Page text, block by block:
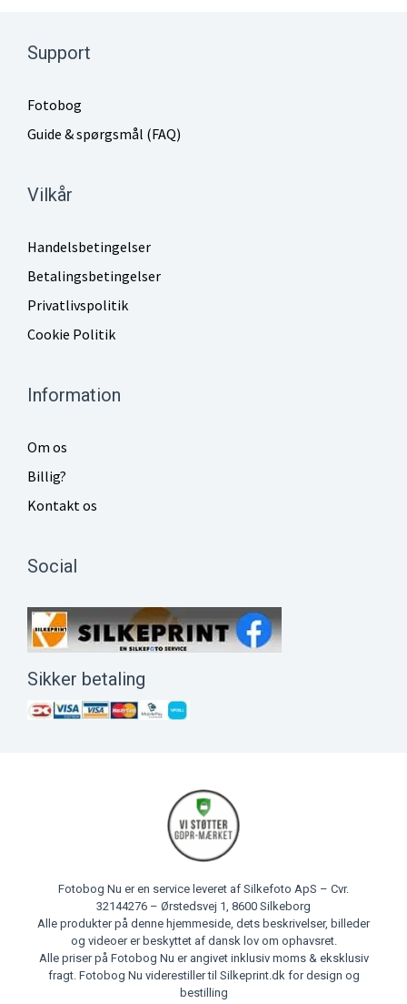
Support
Fotobog
Guide & spørgsmål (FAQ)
Vilkår
Handelsbetingelser
Betalingsbetingelser
Privatlivspolitik
Cookie Politik
Information
Om os
Billig?
Kontakt os
Social
Sikker betaling
Fotobog Nu er en service leveret af Silkefoto ApS – Cvr.
32144276 – Ørstedsvej 1, 8600 Silkeborg
Alle produkter på denne hjemmeside, dets beskrivelser, billeder
og videoer er beskyttet af dansk lov om ophavsret.
Alle priser på Fotobog Nu er angivet inklusiv moms & eksklusiv
fragt. Fotobog Nu viderestiller til Silkeprint.dk for design og
bestilling